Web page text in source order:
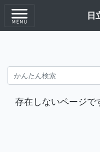
日
存在しないページで